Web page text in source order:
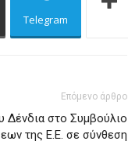
Telegram
Επόμενο άρθρο
Δένδια στο Συμβούλιο
της Ε.Ε. σε σύνθεση